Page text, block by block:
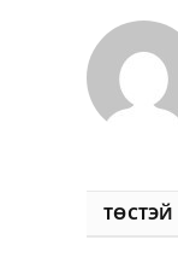
ТӨСТЭЙ